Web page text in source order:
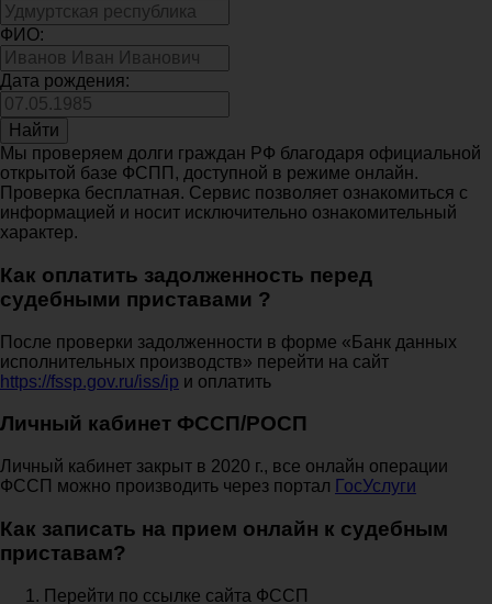
ФИО:
Дата рождения:
Найти
Мы проверяем долги граждан РФ благодаря официальной
открытой базе ФСПП, доступной в режиме онлайн.
Проверка бесплатная. Сервис позволяет ознакомиться с
информацией и носит исключительно ознакомительный
характер.
Как оплатить задолженность перед
судебными приставами ?
После проверки задолженности в форме «Банк данных
исполнительных производств» перейти на сайт
https://fssp.gov.ru/iss/ip и оплатить
Личный кабинет ФССП/РОСП
Личный кабинет закрыт в 2020 г., все онлайн операции
ФССП можно производить через портал ГосУслуги
Как записать на прием онлайн к судебным
приставам?
Перейти по ссылке сайта ФССП